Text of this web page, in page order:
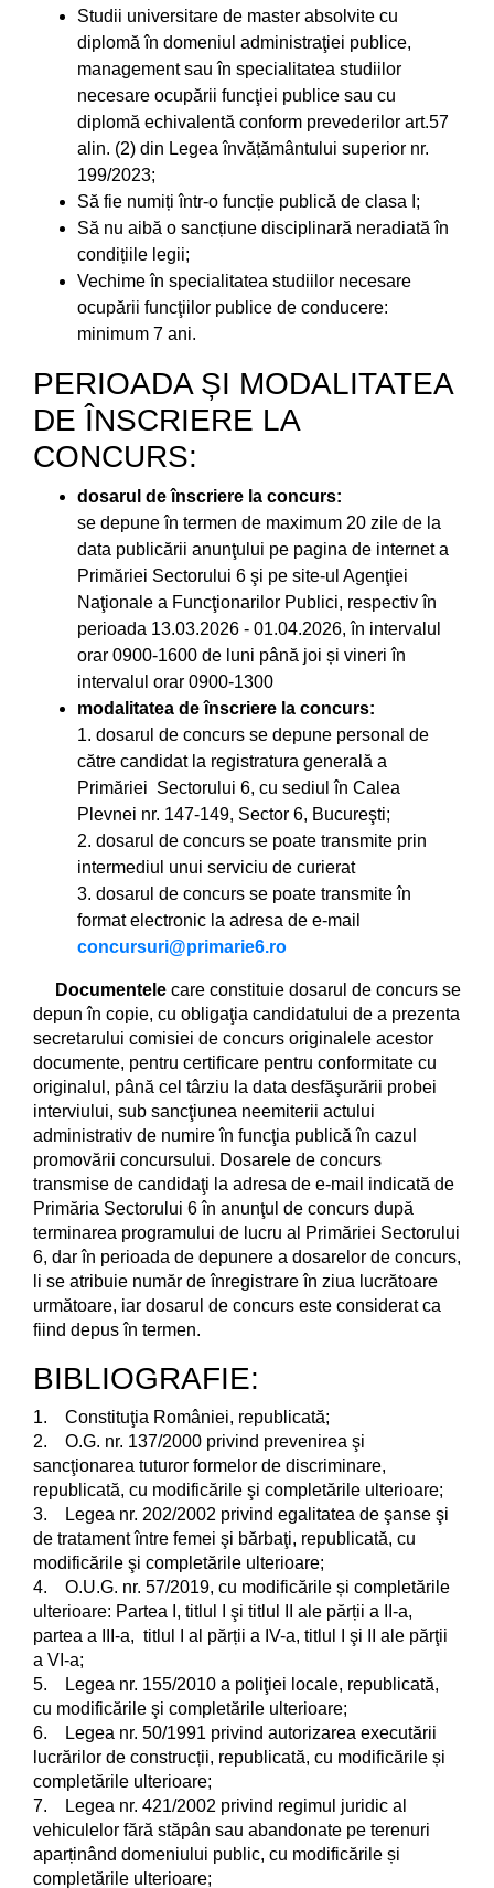
Studii universitare de master absolvite cu
diplomă în domeniul administraţiei publice,
management sau în specialitatea studiilor
necesare ocupării funcţiei publice sau cu
diplomă echivalentă conform prevederilor art.57
alin. (2) din Legea învățământului superior nr.
199/2023;
Să fie numiți într-o funcție publică de clasa I;
Să nu aibă o sancțiune disciplinară neradiată în
condițiile legii;
Vechime în specialitatea studiilor necesare
ocupării funcţiilor publice de conducere:
minimum 7 ani.
PERIOADA ȘI MODALITATEA
DE ÎNSCRIERE LA
CONCURS:
dosarul de înscriere la concurs:
se depune în termen de maximum 20 zile de la
data publicării anunţului pe pagina de internet a
Primăriei Sectorului 6 şi pe site-ul Agenţiei
Naţionale a Funcţionarilor Publici, respectiv în
perioada 13.03.2026 - 01.04.2026, în intervalul
orar 0900-1600 de luni până joi și vineri în
intervalul orar 0900-1300
modalitatea de înscriere la concurs:
1. dosarul de concurs se depune personal de
către candidat la registratura generală a
Primăriei Sectorului 6, cu sediul în Calea
Plevnei nr. 147-149, Sector 6, Bucureşti;
2. dosarul de concurs se poate transmite prin
intermediul unui serviciu de curierat
3. dosarul de concurs se poate transmite în
format electronic la adresa de e-mail
concursuri@primarie6.ro
Documentele care constituie dosarul de concurs se
depun în copie, cu obligaţia candidatului de a prezenta
secretarului comisiei de concurs originalele acestor
documente, pentru certificare pentru conformitate cu
originalul, până cel târziu la data desfăşurării probei
interviului, sub sancţiunea neemiterii actului
administrativ de numire în funcţia publică în cazul
promovării concursului. Dosarele de concurs
transmise de candidaţi la adresa de e-mail indicată de
Primăria Sectorului 6 în anunţul de concurs după
terminarea programului de lucru al Primăriei Sectorului
6, dar în perioada de depunere a dosarelor de concurs,
li se atribuie număr de înregistrare în ziua lucrătoare
următoare, iar dosarul de concurs este considerat ca
fiind depus în termen.
BIBLIOGRAFIE:
1. Constituţia României, republicată;
2. O.G. nr. 137/2000 privind prevenirea şi
sancţionarea tuturor formelor de discriminare,
republicată, cu modificările şi completările ulterioare;
3. Legea nr. 202/2002 privind egalitatea de şanse şi
de tratament între femei şi bărbaţi, republicată, cu
modificările şi completările ulterioare;
4. O.U.G. nr. 57/2019, cu modificările și completările
ulterioare: Partea I, titlul I şi titlul II ale părții a II-a,
partea a III-a, titlul I al părții a IV-a, titlul I şi II ale părţii
a VI-a;
5. Legea nr. 155/2010 a poliţiei locale, republicată,
cu modificările şi completările ulterioare;
6. Legea nr. 50/1991 privind autorizarea executării
lucrărilor de construcții, republicată, cu modificările și
completările ulterioare;
7. Legea nr. 421/2002 privind regimul juridic al
vehiculelor fără stăpân sau abandonate pe terenuri
aparținând domeniului public, cu modificările și
completările ulterioare;